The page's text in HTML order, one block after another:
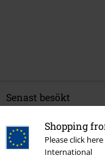
Shopping
Please click
International
Senast besökt